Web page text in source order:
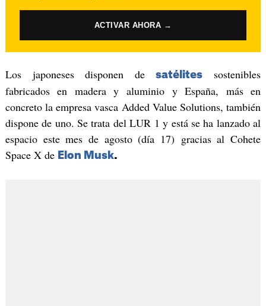
ACTIVAR AHORA →
Los japoneses disponen desatélites
sostenibles
fabricados en madera y aluminio y España, más en
concreto la empresa vasca Added Value Solutions, también
dispone de uno. Se trata del LUR 1 y está se ha lanzado al
espacio este mes de agosto (día 17) gracias al Cohete
Space X de Elon Musk.